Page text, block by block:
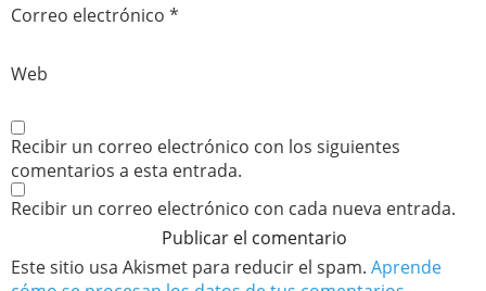
Correo electrónico *
Web
Recibir un correo electrónico con los siguientes
comentarios a esta entrada.
Recibir un correo electrónico con cada nueva entrada.
Este sitio usa Akismet para reducir el spam. Aprende